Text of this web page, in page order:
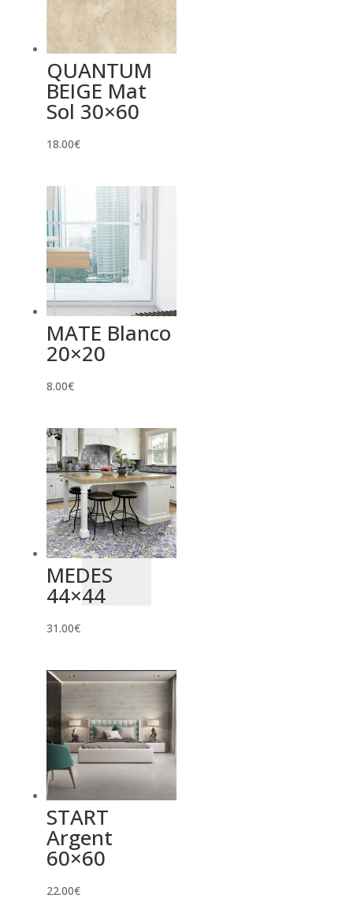
QUANTUM
BEIGE Mat
Sol 30×60
18.00€
MATE Blanco
20×20
8.00€
MEDES
44×44
31.00€
START
Argent
60×60
22.00€